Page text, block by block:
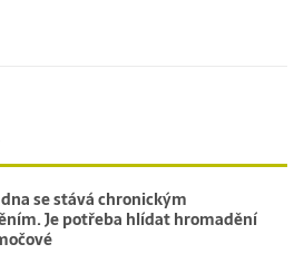
se stává chronickým
Je potřeba hlídat hromadění